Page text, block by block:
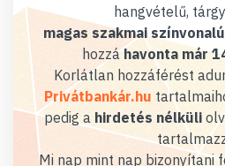
hangvételű,
magas szakmai színvonalú
hozzáhavonta már
Korlátlan hozzáférést
Privátbankár.hu
pedig a hirdetés nélküli
Mi nap mint nap bizonyítani